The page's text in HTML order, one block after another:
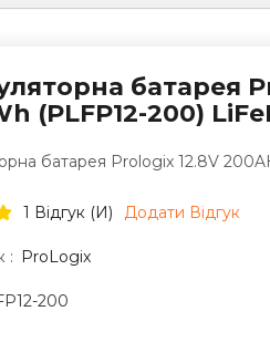
батарея
(PLFP12-200)
батарея Prologix 12.8V
1 Відгук (и) Додати Відгук
: ProLogix
200